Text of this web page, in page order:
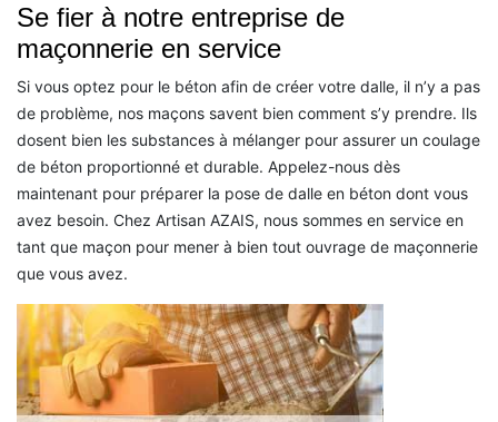
Se fier à notre entreprise de
maçonnerie en service
Si vous optez pour le béton afin de créer votre dalle, il n’y a pas
de problème, nos maçons savent bien comment s’y prendre. Ils
dosent bien les substances à mélanger pour assurer un coulage
de béton proportionné et durable. Appelez-nous dès
maintenant pour préparer la pose de dalle en béton dont vous
avez besoin. Chez Artisan AZAIS, nous sommes en service en
tant que maçon pour mener à bien tout ouvrage de maçonnerie
que vous avez.